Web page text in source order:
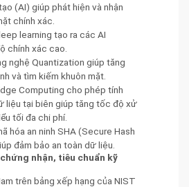
(AI) giúp phát hiện và nhận
chính xác.
learning tạo ra các AI
chính xác cao.
nghệ Quantization giúp tăng
và tìm kiếm khuôn mặt.
Computing cho phép tính
liệu tại biên giúp tăng tốc độ xử
tối đa chi phí.
hóa an ninh SHA (Secure Hash
đảm bảo an toàn dữ liệu.
nhận, tiêu chuẩn kỹ
trên bảng xếp hạng của NIST